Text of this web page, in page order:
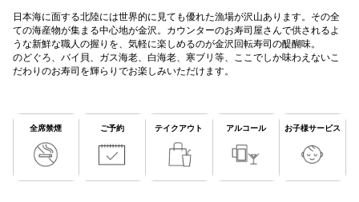
日本海に面する北陸には世界的に見ても優れた漁場が沢山あります。その全
ての海産物が集まる中心地が金沢。カウンターのお寿司屋さんで供されるよ
うな新鮮な職人の握りを、気軽に楽しめるのが金沢回転寿司の醍醐味。
のどぐろ、バイ貝、ガス海老、白海老、寒ブリ等、ここでしか味わえないこ
だわりのお寿司を輝らりでお楽しみいただけます。
全席禁煙 ご予約 テイクアウト アルコール お子様サービス
キャナルシ